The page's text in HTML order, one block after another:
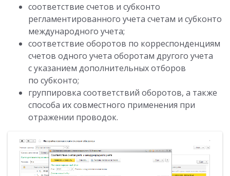
соответствие счетов и субконто
регламентированного учета счетам и субконто
международного учета;
соответствие оборотов по корреспонденциям
счетов одного учета оборотам другого учета
с указанием дополнительных отборов
по субконто;
группировка соответствий оборотов, а также
способа их совместного применения при
отражении проводок.